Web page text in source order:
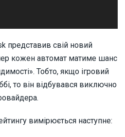
представив свій новий
кожен автомат матиме шанс
Тобто, якщо ігровий
то він відбувався виключно
вимірюється наступне: